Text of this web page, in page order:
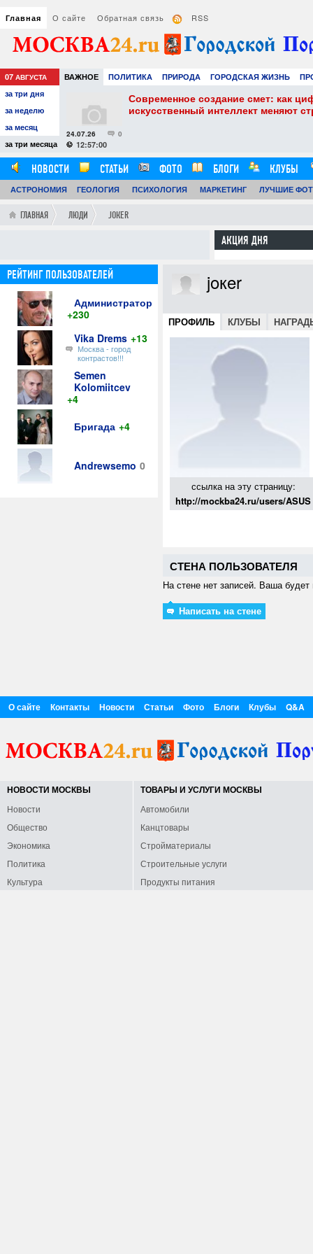
Главная О сайте Обратная связь RSS
07 АВГУСТА ВАЖНОЕ ПОЛИТИКА ПРИРОДА ГОРОДСКАЯ ЖИЗНЬ
ТЕХНОЛОГИИ
за три дня
за неделю
за месяц
за три месяца
и
0
24.07.26
12:57:00
Современное создание смет: как
искусственный интеллект меняют
НОВОСТИ СТАТЬИ ФОТО БЛОГИ
КЛУБЫ
ОБЗОРЫ
ВИДЕОРЕПОРТАЖИ
АСТРОНОМИЯ ГЕОЛОГИЯ ПСИХОЛОГИЯ МАРКЕТИНГ ЛУЧШИЕ
ГЛАВНАЯ ЛЮДИ JOКER
АКЦИЯ ДНЯ
joкer
ПРОФИЛЬ КЛУБЫ
ссылка на эту страницу:
http://mockba24.ru/users/ASUS
СТЕНА ПОЛЬЗОВАТЕЛЯ
На стене нет записей. Ваша будет
Написать на стене
РЕЙТИНГ ПОЛЬЗОВАТЕЛЕЙ
Администратор
+230
Vika Drems +13
Москва - город
контрастов!!!
Semen
Kolomiitcev
+4
Бригада +4
Andrewsemo 0
О сайте Контакты Новости Статьи Фото Блоги Клубы Q&A
НОВОСТИ МОСКВЫ
Новости
Общество
Экономика
Политика
Культура
ТОВАРЫ И УСЛУГИ МОСКВЫ
Автомобили
Канцтовары
Стройматериалы
Строительные услуги
Продукты питания